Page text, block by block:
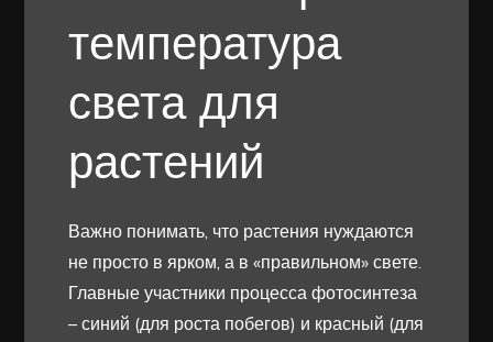
температура
света для
растений
Важно понимать, что растения нуждаются
не просто в ярком, а в «правильном» свете.
Главные участники процесса фотосинтеза
– синий (для роста побегов) и красный (для